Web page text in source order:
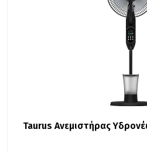
Taurus Ανεμιστήρας